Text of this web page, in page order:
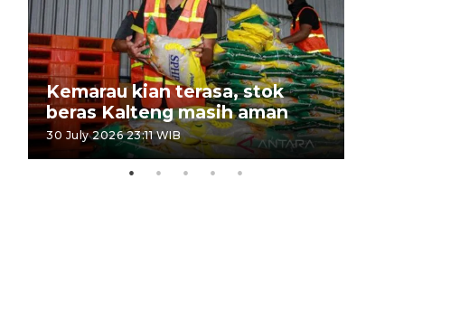
Kemarau kian terasa, stok
beras Kalteng masih aman
30 July 2026 23:11 WIB